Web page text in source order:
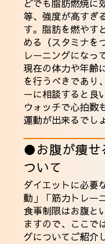
どでも脂肪燃焼に
等、強度が高すぎ
す。脂肪を燃やす
める（スタミナを
レーニングになっ
現在の体力や年齢
を行うべきであり
ーに相談すると良
ウォッチで心拍数
運動が出来るでし
●お腹が痩せ
ついて
ダイエットに必要
動」「筋力トレー
食事制限はお腹と
ますので、ここで
グについてご紹介